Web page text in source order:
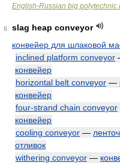
English-Russian big polytechnic
6
slag heap conveyor
конвейер для шлаковой
inclined platform conveyor
конвейер
horizontal belt conveyor —
конвейер
four-strand chain conveyor
конвейер
cooling conveyor —
отливок
withering conveyor —